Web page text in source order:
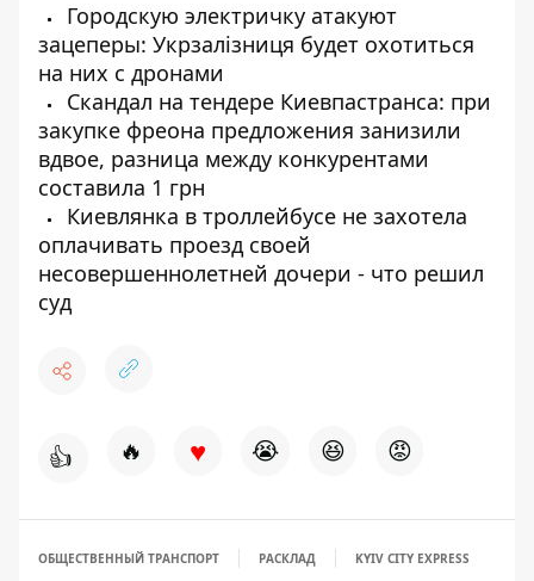
Городскую электричку атакуют
зацеперы: Укрзалізниця будет охотиться
на них с дронами
Скандал на тендере Киевпастранса: при
закупке фреона предложения занизили
вдвое, разница между конкурентами
составила 1 грн
Киевлянка в троллейбусе не захотела
оплачивать проезд своей
несовершеннолетней дочери - что решил
суд
👍 🔥 ♥ 😭 😆 😡
ОБЩЕСТВЕННЫЙ ТРАНСПОРТ РАСКЛАД KYIV CITY EXPRESS